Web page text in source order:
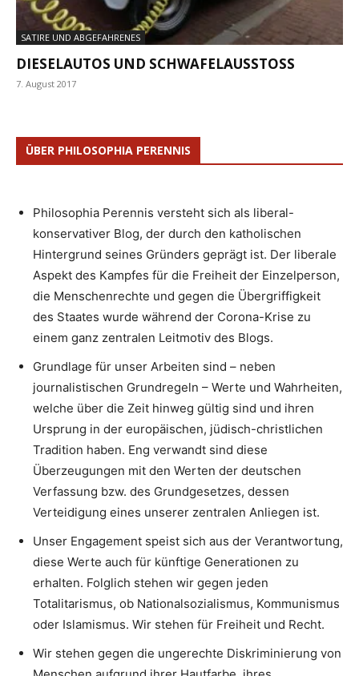
SATIRE UND ABGEFAHRENES
DIESELAUTOS UND SCHWAFELAUSSTOSS
7. August 2017
ÜBER PHILOSOPHIA PERENNIS
Philosophia Perennis versteht sich als liberal-
konservativer Blog, der durch den katholischen
Hintergrund seines Gründers geprägt ist. Der liberale
Aspekt des Kampfes für die Freiheit der Einzelperson,
die Menschenrechte und gegen die Übergriffigkeit
des Staates wurde während der Corona-Krise zu
einem ganz zentralen Leitmotiv des Blogs.
Grundlage für unser Arbeiten sind – neben
journalistischen Grundregeln – Werte und Wahrheiten,
welche über die Zeit hinweg gültig sind und ihren
Ursprung in der europäischen, jüdisch-christlichen
Tradition haben. Eng verwandt sind diese
Überzeugungen mit den Werten der deutschen
Verfassung bzw. des Grundgesetzes, dessen
Verteidigung eines unserer zentralen Anliegen ist.
Unser Engagement speist sich aus der Verantwortung,
diese Werte auch für künftige Generationen zu
erhalten. Folglich stehen wir gegen jeden
Totalitarismus, ob Nationalsozialismus, Kommunismus
oder Islamismus. Wir stehen für Freiheit und Recht.
Wir stehen gegen die ungerechte Diskriminierung von